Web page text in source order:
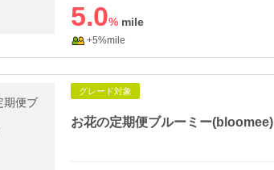
5.0%
+5%mile
グレード対象
お花の定期便ブルーミー(bloomee)